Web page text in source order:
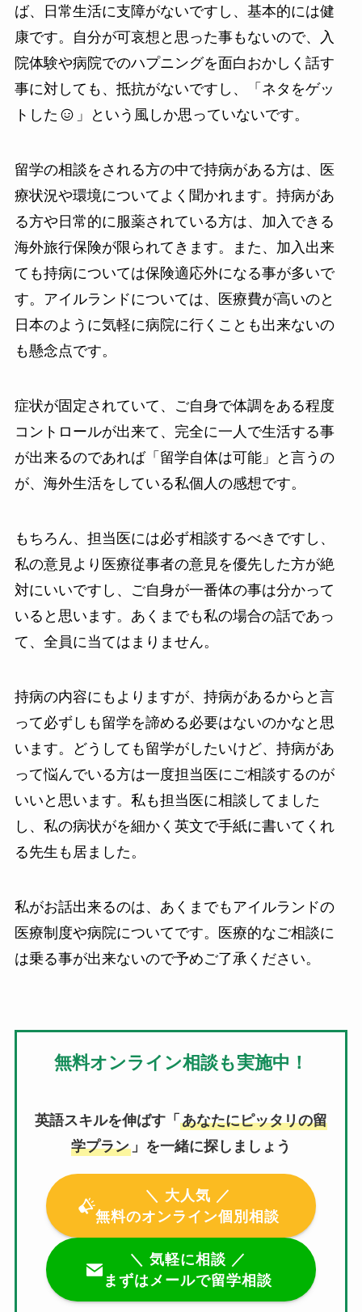
ば、日常生活に支障がないですし、基本的には健
康です。自分が可哀想と思った事もないので、入
院体験や病院でのハプニングを面白おかしく話す
事に対しても、抵抗がないですし、「ネタをゲッ
トした
」という風しか思っていないです。
留学の相談をされる方の中で持病がある方は、医
療状況や環境についてよく聞かれます。持病があ
る方や日常的に服薬されている方は、加入できる
海外旅行保険が限られてきます。また、加入出来
ても持病については保険適応外になる事が多いで
す。アイルランドについては、医療費が高いのと
日本のように気軽に病院に行くことも出来ないの
も懸念点です。
症状が固定されていて、ご自身で体調をある程度
コントロールが出来て、完全に一人で生活する事
が出来るのであれば「留学自体は可能」と言うの
が、海外生活をしている私個人の感想です。
もちろん、担当医には必ず相談するべきですし、
私の意見より医療従事者の意見を優先した方が絶
対にいいですし、ご自身が一番体の事は分かって
いると思います。あくまでも私の場合の話であっ
て、全員に当てはまりません。
持病の内容にもよりますが、持病があるからと言
って必ずしも留学を諦める必要はないのかなと思
います。どうしても留学がしたいけど、持病があ
って悩んでいる方は一度担当医にご相談するのが
いいと思います。私も担当医に相談してました
し、私の病状がを細かく英文で手紙に書いてくれ
る先生も居ました。
私がお話出来るのは、あくまでもアイルランドの
医療制度や病院についてです。医療的なご相談に
は乗る事が出来ないので予めご了承ください。
無料オンライン相談も実施中！
英語スキルを伸ばす「 あなたにピッタリの留
学プラン 」を一緒に探しましょう
＼ 大人気 ／
無料のオンライン個別相談
＼ 気軽に相談 ／
まずはメールで留学相談